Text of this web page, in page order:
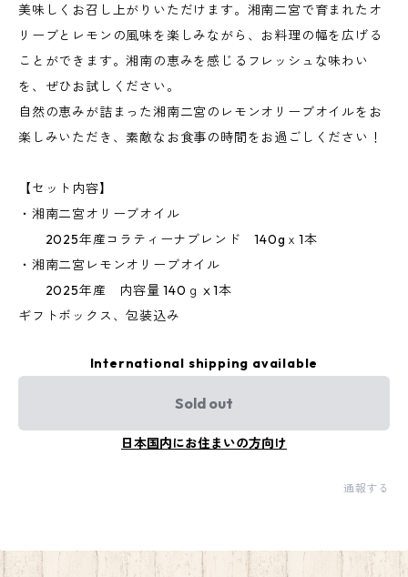
美味しくお召し上がりいただけます。湘南二宮で育まれたオ
リーブとレモンの風味を楽しみながら、お料理の幅を広げる
ことができます。湘南の恵みを感じるフレッシュな味わい
を、ぜひお試しください。
自然の恵みが詰まった湘南二宮のレモンオリーブオイルをお
楽しみいただき、素敵なお食事の時間をお過ごしください！
【セット内容】
・湘南二宮オリーブオイル
2025年産コラティーナブレンド 140gｘ1本
・湘南二宮レモンオリーブオイル
2025年産 内容量 140ｇⅹ1本
ギフトボックス、包装込み
International shipping available
Sold out
日本国内にお住まいの方向け
通報する